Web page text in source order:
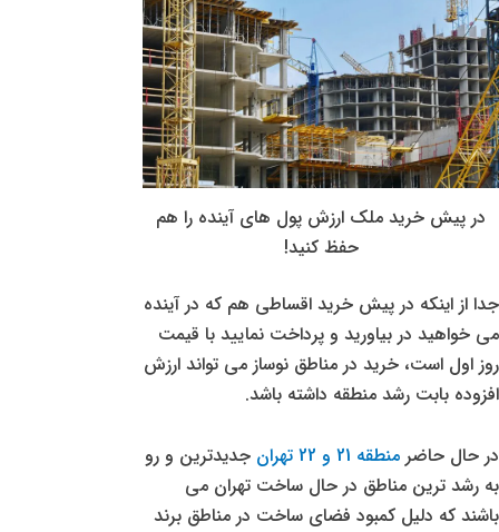
در پیش خرید ملک ارزش پول های آینده را هم
حفظ کنید!
جدا از اینکه در پیش خرید اقساطی هم که در آینده
می خواهید در بیاورید و پرداخت نمایید با قیمت
روز اول است، خرید در مناطق نوساز می تواند ارزش
افزوده بابت رشد منطقه داشته باشد.
در حال حاضر منطقه 21 و 22 تهران
جدیدترین و رو
به رشد ترین مناطق در حال ساخت تهران می
باشند که دلیل کمبود فضای ساخت در مناطق برند